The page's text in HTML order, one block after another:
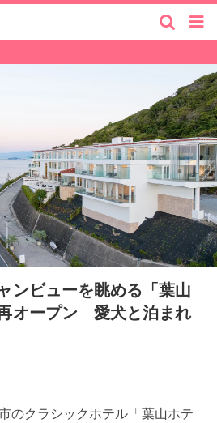
ンビューを眺める「葉山
オープン 愛犬と泊まれ
のクラシックホテル「葉山ホテ